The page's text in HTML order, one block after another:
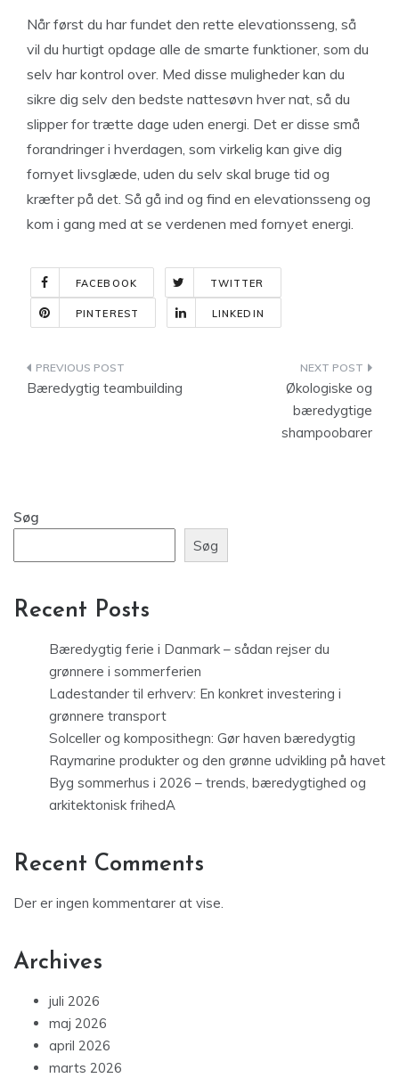
Når først du har fundet den rette elevationsseng, så
vil du hurtigt opdage alle de smarte funktioner, som du
selv har kontrol over. Med disse muligheder kan du
sikre dig selv den bedste nattesøvn hver nat, så du
slipper for trætte dage uden energi. Det er disse små
forandringer i hverdagen, som virkelig kan give dig
fornyet livsglæde, uden du selv skal bruge tid og
kræfter på det. Så gå ind og find en elevationsseng og
kom i gang med at se verdenen med fornyet energi.
FACEBOOK TWITTER
PINTEREST LINKEDIN
Indlægsnavigation
Bæredygtig teambuilding
Økologiske og
bæredygtige
shampoobarer
Søg
Søg
Recent Posts
Bæredygtig ferie i Danmark – sådan rejser du
grønnere i sommerferien
Ladestander til erhverv: En konkret investering i
grønnere transport
Solceller og komposithegn: Gør haven bæredygtig
Raymarine produkter og den grønne udvikling på havet
Byg sommerhus i 2026 – trends, bæredygtighed og
arkitektonisk frihedA
Recent Comments
Der er ingen kommentarer at vise.
Archives
juli 2026
maj 2026
april 2026
marts 2026